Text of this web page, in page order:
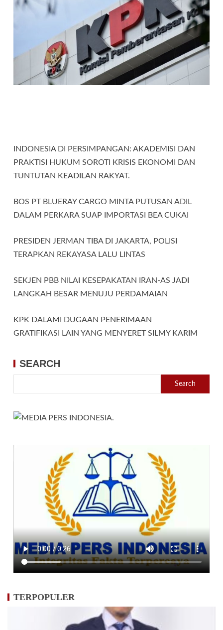
INDONESIA DI PERSIMPANGAN: AKADEMISI DAN
PRAKTISI HUKUM SOROTI KRISIS EKONOMI DAN
TUNTUTAN KEADILAN RAKYAT.
BOS PT BLUERAY CARGO MINTA PUTUSAN ADIL
DALAM PERKARA SUAP IMPORTASI BEA CUKAI
PRESIDEN JERMAN TIBA DI JAKARTA, POLISI
TERAPKAN REKAYASA LALU LINTAS
SEKJEN PBB NILAI KESEPAKATAN IRAN-AS JADI
LANGKAH BESAR MENUJU PERDAMAIAN
KPK DALAMI DUGAAN PENERIMAAN
GRATIFIKASI LAIN YANG MENYERET SILMY KARIM
SEARCH
Search
TERPOPULER